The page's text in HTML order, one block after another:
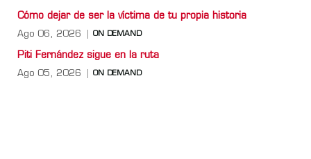
Cómo dejar de ser la víctima de tu propia historia
Ago 06, 2026 ON DEMAND
Piti Fernández sigue en la ruta
Ago 05, 2026 ON DEMAND